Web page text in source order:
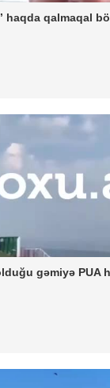
haqda qalmaqal
gəmiyə PUA